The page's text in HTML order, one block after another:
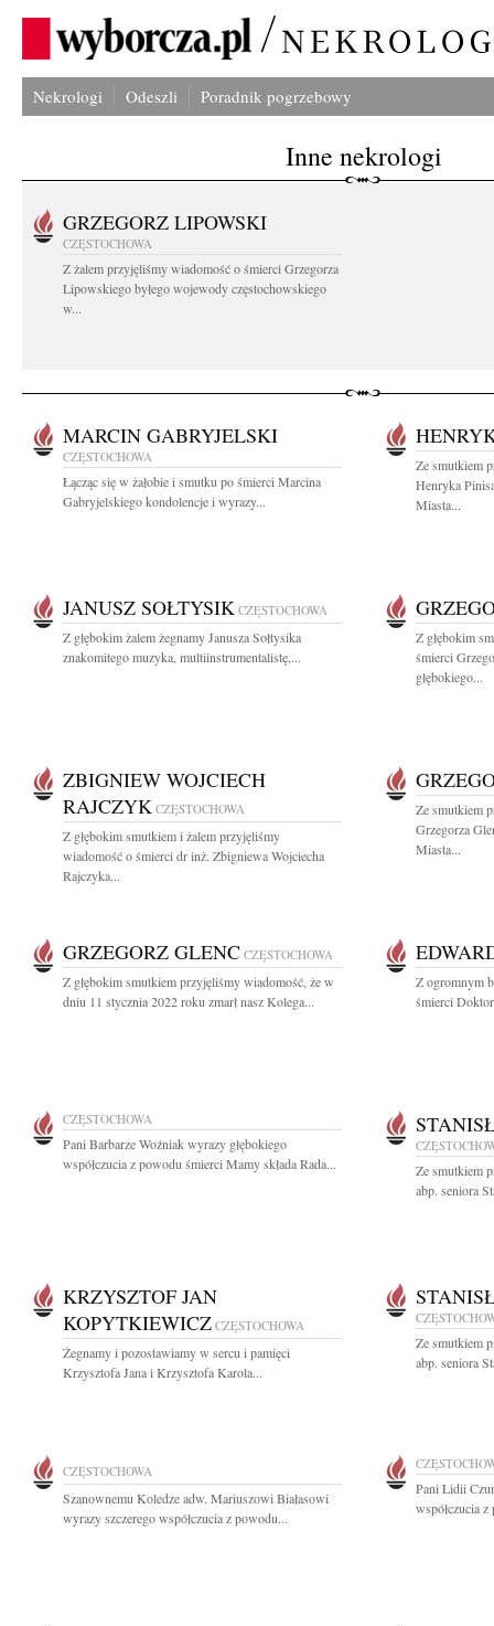
Nekrologi Odeszli Poradnik pogrzebowy
Inne nekrologi
GRZEGORZ LIPOWSKI
CZĘSTOCHOWA
Z żalem przyjęliśmy wiadomość o śmierci Grzegorza
Lipowskiego byłego wojewody częstochowskiego
w...
MARCIN GABRYJELSKI
CZĘSTOCHOWA
Łącząc się w żałobie i smutku po śmierci Marcina
Gabryjelskiego kondolencje i wyrazy...
Ze smutkiem
Henryka
Miasta...
JANUSZ SOŁTYSIK CZĘSTOCHOWA
Z głębokim żalem żegnamy Janusza Sołtysika
znakomitego muzyka, multiinstrumentalistę,...
Z głębokim
śmierci
głębokiego...
ZBIGNIEW WOJCIECH
RAJCZYK CZĘSTOCHOWA
Z głębokim smutkiem i żalem przyjęliśmy
wiadomość o śmierci dr inż. Zbigniewa Wojciecha
Rajczyka...
Ze smutkiem
Grzegorza
Miasta...
GRZEGORZ GLENC CZĘSTOCHOWA
Z głębokim smutkiem przyjęliśmy wiadomość, że w
dniu 11 stycznia 2022 roku zmarł nasz Kolega...
Z ogromnym
śmierci
CZĘSTOCHOWA
Pani Barbarze Woźniak wyrazy głębokiego
współczucia z powodu śmierci Mamy składa Rada...
Ze smutkiem
abp. seniora
KRZYSZTOF JAN
KOPYTKIEWICZ CZĘSTOCHOWA
Żegnamy i pozostawiamy w sercu i pamięci
Krzysztofa Jana i Krzysztofa Karola...
Ze smutkiem
abp. seniora
CZĘSTOCHOWA
Szanownemu Koledze adw. Mariuszowi Białasowi
wyrazy szczerego współczucia z powodu...
Pani Lidii
współczucia